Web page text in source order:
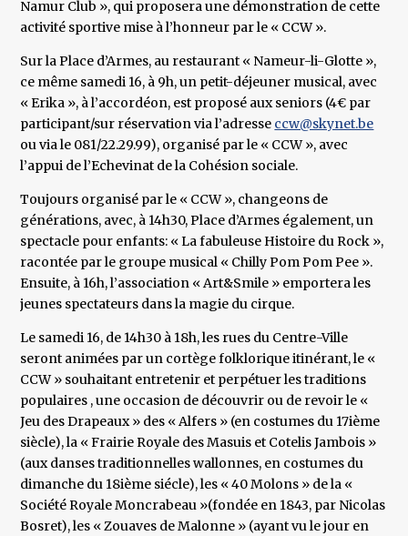
Namur Club », qui proposera une démonstration de cette
activité sportive mise à l’honneur par le « CCW ».
Sur la Place d’Armes, au restaurant « Nameur-li-Glotte »,
ce même samedi 16, à 9h, un petit-déjeuner musical, avec
« Erika », à l’accordéon, est proposé aux seniors (4€ par
participant/sur réservation via l’adresse ccw@skynet.be
ou via le 081/22.29.99), organisé par le « CCW », avec
l’appui de l’Echevinat de la Cohésion sociale.
Toujours organisé par le « CCW », changeons de
générations, avec, à 14h30, Place d’Armes également, un
spectacle pour enfants: « La fabuleuse Histoire du Rock »,
racontée par le groupe musical « Chilly Pom Pom Pee ».
Ensuite, à 16h, l’association « Art&Smile » emportera les
jeunes spectateurs dans la magie du cirque.
Le samedi 16, de 14h30 à 18h, les rues du Centre-Ville
seront animées par un cortège folklorique itinérant, le «
CCW » souhaitant entretenir et perpétuer les traditions
populaires , une occasion de découvrir ou de revoir le «
Jeu des Drapeaux » des « Alfers » (en costumes du 17ième
siècle), la « Frairie Royale des Masuis et Cotelis Jambois »
(aux danses traditionnelles wallonnes, en costumes du
dimanche du 18ième siécle), les « 40 Molons » de la «
Société Royale Moncrabeau »(fondée en 1843, par Nicolas
Bosret), les « Zouaves de Malonne » (ayant vu le jour en